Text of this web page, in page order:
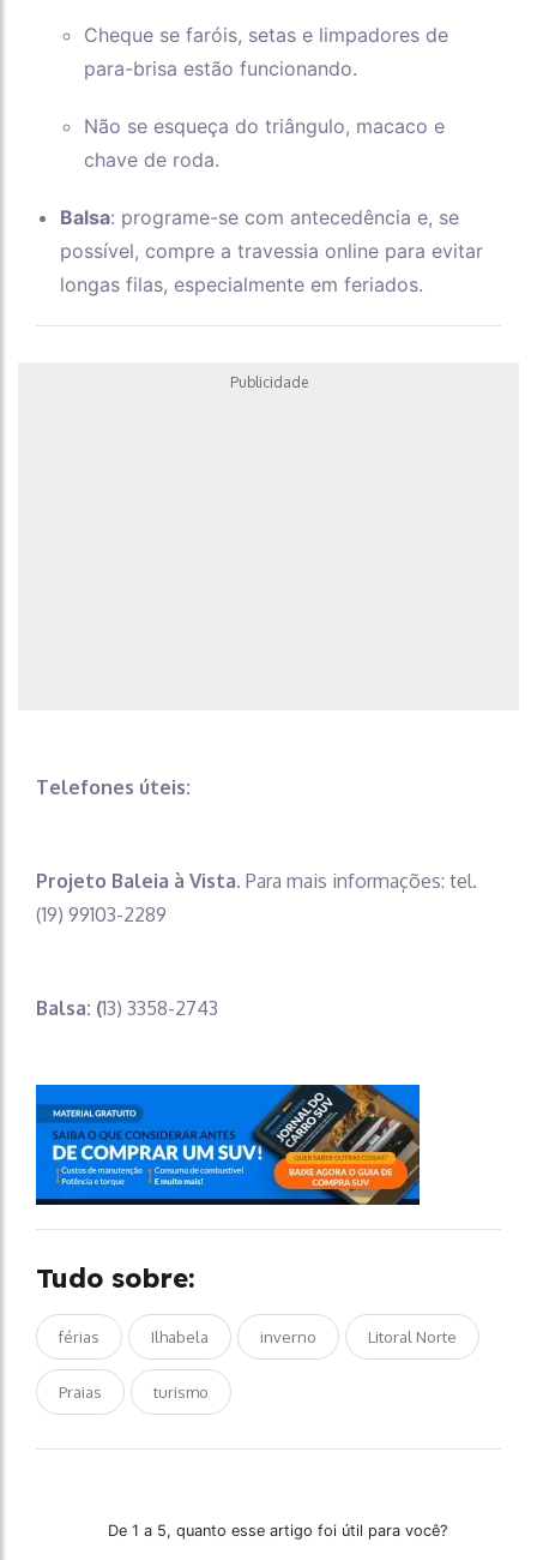
Cheque se faróis, setas e limpadores de
para-brisa estão funcionando.
Não se esqueça do triângulo, macaco e
chave de roda.
Balsa: programe-se com antecedência e, se
possível, compre a travessia online para evitar
longas filas, especialmente em feriados.
Publicidade
Telefones úteis:
Projeto Baleia à Vista. Para mais informações: tel.
(19) 99103-2289
Balsa: (13) 3358-2743
Tudo sobre:
férias Ilhabela inverno Litoral Norte
Praias turismo
De 1 a 5, quanto esse artigo foi útil para você?